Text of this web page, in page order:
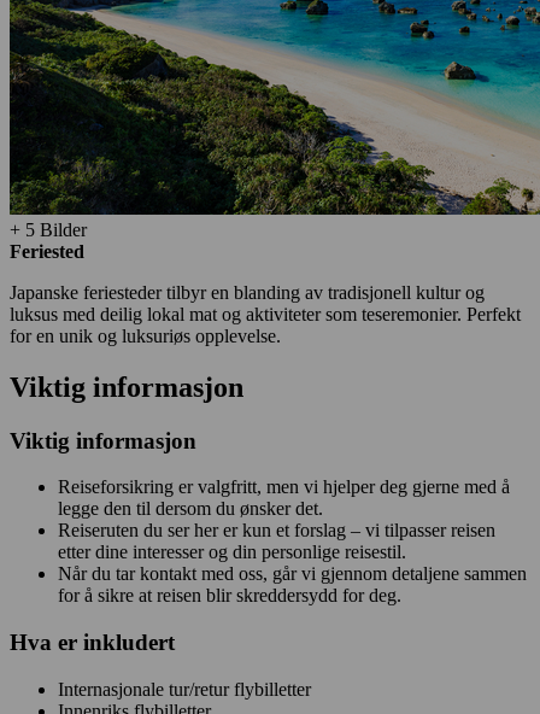
+ 5 Bilder
Feriested
Japanske feriesteder tilbyr en blanding av tradisjonell kultur og
luksus med deilig lokal mat og aktiviteter som teseremonier. Perfekt
for en unik og luksuriøs opplevelse.
Viktig informasjon
Viktig informasjon
Reiseforsikring er valgfritt, men vi hjelper deg gjerne med å
legge den til dersom du ønsker det.
Reiseruten du ser her er kun et forslag – vi tilpasser reisen
etter dine interesser og din personlige reisestil.
Når du tar kontakt med oss, går vi gjennom detaljene sammen
for å sikre at reisen blir skreddersydd for deg.
Hva er inkludert
Internasjonale tur/retur flybilletter